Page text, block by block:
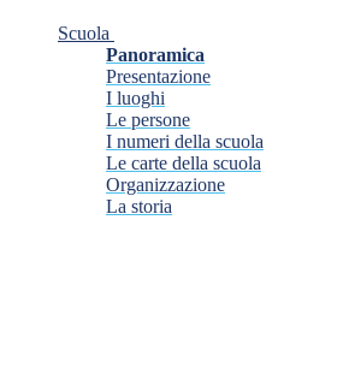
Scuola
Panoramica
Presentazione
I luoghi
Le persone
I numeri della scuola
Le carte della scuola
Organizzazione
La storia